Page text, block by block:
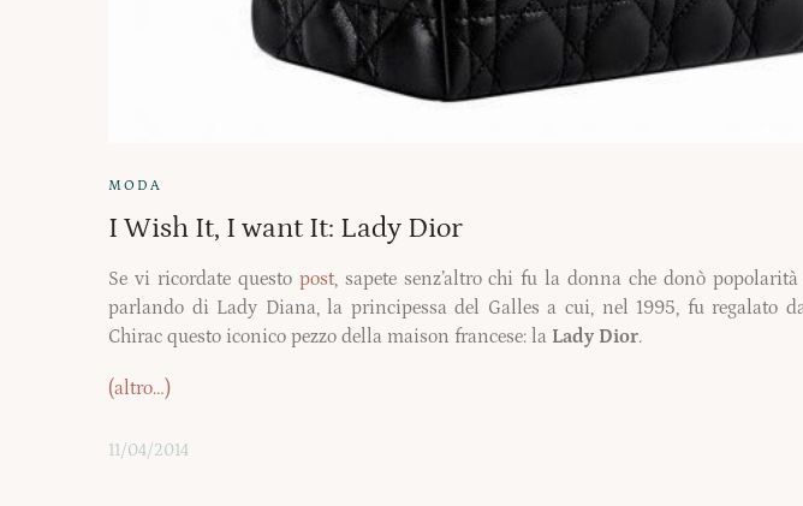
MODA
I Wish It, I want It: Lady Dior
Se vi ricordate questo post, sapete senz’altro chi fu la donna che donò
parlando di Lady Diana, la principessa del Galles a cui, nel 1995, fu regalato
Chirac questo iconico pezzo della maison francese: la Lady Dior.
(altro…)
11/04/2014